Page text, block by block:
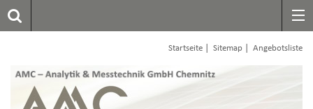
Startseite Sitemap Angebotsliste